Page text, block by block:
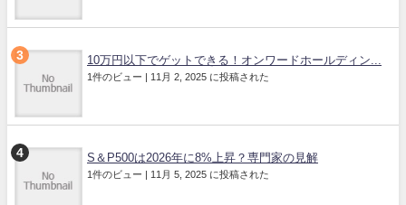
10万円以下でゲットできる！オンワードホールディン...
1件のビュー | 11月 2, 2025 に投稿された
S＆P500は2026年に8%上昇？専門家の見解
1件のビュー | 11月 5, 2025 に投稿された